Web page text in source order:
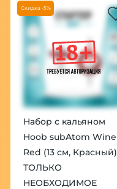
Скидка -5%
Набор с кальяном
Hoob subAtom Wine
Red (13 см, Красный)
ТОЛЬКО
НЕОБХОДИМОЕ